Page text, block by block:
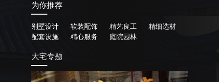
为你推荐
别墅设计 软装配饰 精艺良工
精细选材
配套设施
精心服务 庭院园林
大宅专题